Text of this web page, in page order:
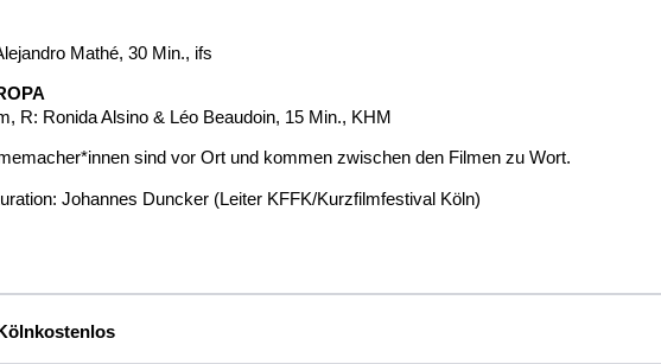
Mathé, 30 Min., ifs
R: Ronida Alsino & Léo Beaudoin, 15 Min., KHM
sind vor Ort und kommen zwischen den Filmen zu Wort.
Johannes Duncker (Leiter KFFK/Kurzfilmfestival Köln)